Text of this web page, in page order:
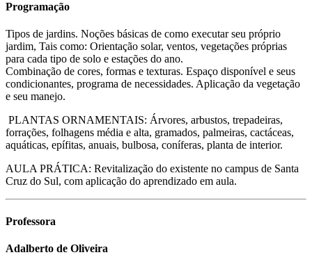
Programação
Tipos de jardins. Noções básicas de como executar seu próprio
jardim, Tais como: Orientação solar, ventos, vegetações próprias
para cada tipo de solo e estações do ano.
Combinação de cores, formas e texturas. Espaço disponível e seus
condicionantes, programa de necessidades. Aplicação da vegetação
e seu manejo.
PLANTAS ORNAMENTAIS: Árvores, arbustos, trepadeiras,
forrações, folhagens média e alta, gramados, palmeiras, cactáceas,
aquáticas, epífitas, anuais, bulbosa, coníferas, planta de interior.
AULA PRÁTICA: Revitalização do existente no campus de Santa
Cruz do Sul, com aplicação do aprendizado em aula.
Professora
Adalberto de Oliveira